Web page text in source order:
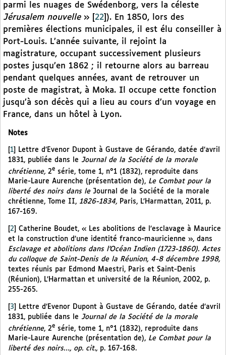
parmi les nuages de Swédenborg, vers la céleste
Jérusalem nouvelle» 22 ). En 1850, lors des
premières élections municipales, il est élu conseiller à
Port-Louis. L’année suivante, il rejoint la
magistrature, occupant successivement plusieurs
postes jusqu’en 1862 ; il retourne alors au barreau
pendant quelques années, avant de retrouver un
poste de magistrat, à Moka. Il occupe cette fonction
jusqu’à son décès qui a lieu au cours d’un voyage en
France, dans un hôtel à Lyon.
Notes
1
Lettre d’Evenor Dupont à Gustave de Gérando, datée d’avril
1831, publiée dans le Journal de la Société de la morale
chrétienne, 2e série, tome 1, n°1 (1832), reproduite dans
Marie-Laure Aurenche (présentation de), Le Combat pour la
liberté des noirs dans le Journal de la Société de la morale
chrétienne, Tome II, 1826-1834, Paris, L’Harmattan, 2011, p.
167-169.
2
Catherine Boudet, « Les abolitions de l’esclavage à Maurice
et la construction d’une identité franco-mauricienne », dans
Esclavage et abolitions dans l’Océan Indien (1723-1860). Actes
du colloque de Saint-Denis de la Réunion, 4-8 décembre 1998,
textes réunis par Edmond Maestri, Paris et Saint-Denis
(Réunion), L’Harmattan et université de la Réunion, 2002, p.
255-265.
[3]
Lettre d’Evenor Dupont à Gustave de Gérando, datée d’avril
1831, publiée dans le Journal de la Société de la morale
chrétienne, 2e série, tome 1, n°1 (1832), reproduite dans
Marie-Laure Aurenche (présentation de), Le Combat pour la
liberté des noirs…, op. cit., p. 167-168.